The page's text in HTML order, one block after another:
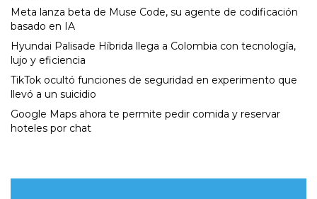
Meta lanza beta de Muse Code, su agente de codificación
basado en IA
Hyundai Palisade Híbrida llega a Colombia con tecnología,
lujo y eficiencia
TikTok ocultó funciones de seguridad en experimento que
llevó a un suicidio
Google Maps ahora te permite pedir comida y reservar
hoteles por chat